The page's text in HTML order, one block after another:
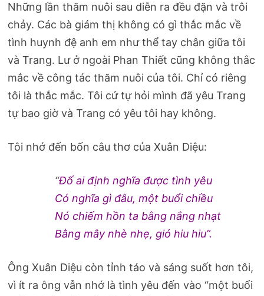
Những lần thăm nuôi sau diễn ra đều đặn và trôi
chảy. Các bà giám thị không có gì thắc mắc về
tình huynh đệ anh em như thể tay chân giữa tôi
và Trang. Lư ở ngoài Phan Thiết cũng không thắc
mắc về công tác thăm nuôi của tôi. Chỉ có riêng
tôi là thắc mắc. Tôi cứ tự hỏi mình đã yêu Trang
tự bao giờ và Trang có yêu tôi hay không.
Tôi nhớ đến bốn câu thơ của Xuân Diệu:
“Đố ai định nghĩa được tình yêu
Có nghĩa gì đâu, một buổi chiều
Nó chiếm hồn ta bằng nắng nhạt
Bằng mây nhè nhẹ, gió hiu hiu”.
Ông Xuân Diệu còn tỉnh táo và sáng suốt hơn tôi,
vì ít ra ông vẫn nhớ là tình yêu đến vào “một buổi